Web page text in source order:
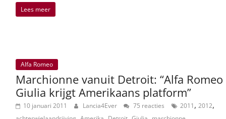
Lees meer
Alfa Romeo
Marchionne vanuit Detroit: “Alfa Romeo
Giulia krijgt Amerikaans platform”
10 januari 2011 Lancia4Ever 75 reacties 2011, 2012,